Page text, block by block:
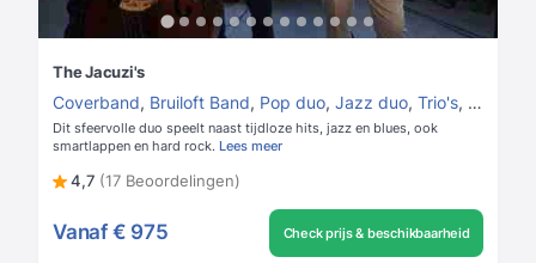
The Jacuzi's
Coverband, Bruiloft Band, Pop duo, Jazz duo, Trio's, Jazz trio
Dit sfeervolle duo speelt naast tijdloze hits, jazz en blues, ook
smartlappen en hard rock. Lees meer
4,7 (17 Beoordelingen)
Vanaf € 975 Check prijs & beschikbaarheid